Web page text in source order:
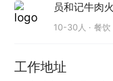
3. 具备团队协作精神
4. 短期工作者请勿投
薪资待遇：底薪
员和记牛肉
10-30人 餐饮
工作地址